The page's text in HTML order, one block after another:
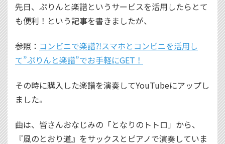
先日、ぷりんと楽譜というサービスを活用したらとて
も便利！という記事を書きましたが、
参照： コンビニで楽譜⁈スマホとコンビニを活用し
て”ぷりんと楽譜”でお手軽にGET！
その時に購入した楽譜を演奏してYouTubeにアップし
ました。
曲は、皆さんおなじみの「となりのトトロ」から、
『風のとおり道』をサックスとピアノで演奏していま